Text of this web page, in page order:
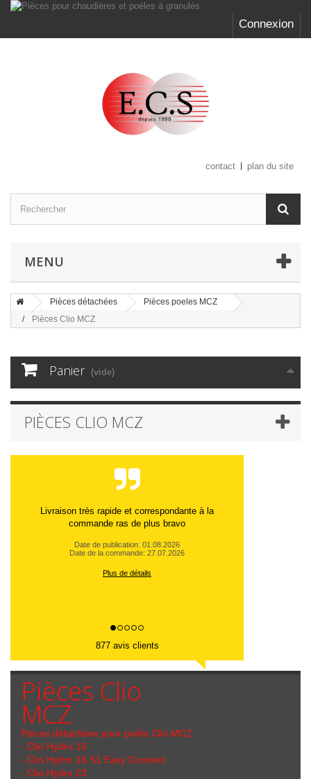
Connexion
contact plan du site
MENU
Pièces détachées
Pièces poeles MCZ
Pièces Clio MCZ
Panier (vide)
PIÈCES CLIO MCZ
Livraison très rapide et correspondante à la
commande ras de plus bravo
Date de publication: 01.08.2026
Date de la commande: 27.07.2026
Plus de détails
877 avis clients
Pièces Clio
MCZ
Pièces détachées pour poêle Clio MCZ
- Clio Hydro 16
- Clio Hydro 16 S1 Easy Connect
- Clio Hydro 23